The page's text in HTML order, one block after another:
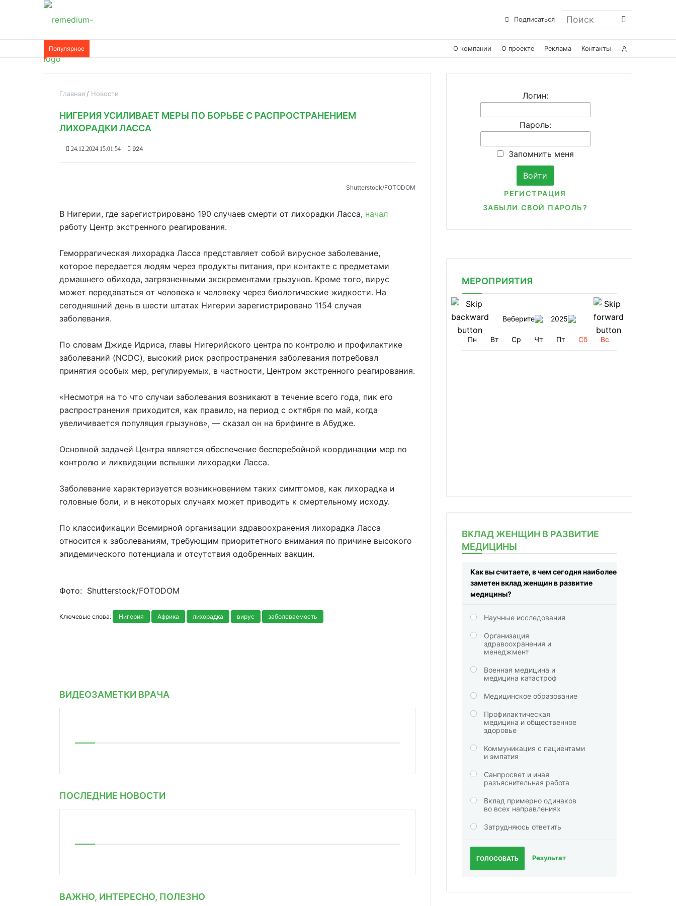
Подписаться Поиск
Популярное О компании О проекте Реклама Контакты
Главная Новости
НИГЕРИЯ УСИЛИВАЕТ МЕРЫ ПО БОРЬБЕ С РАСПРОСТРАНЕНИЕМ
ЛИХОРАДКИ ЛАССА
24.12.2024 15:01:54 924
Shutterstoсk/FOTODOM
В Нигерии, где зарегистрировано 190 случаев смерти от лихорадки Ласса, начал
работу Центр экстренного реагирования.
Геморрагическая лихорадка Ласса представляет собой вирусное заболевание,
которое передается людям через продукты питания, при контакте с предметами
домашнего обихода, загрязненными экскрементами грызунов. Кроме того, вирус
может передаваться от человека к человеку через биологические жидкости. На
сегодняшний день в шести штатах Нигерии зарегистрировано 1154 случая
заболевания.
По словам Джиде Идриса, главы Нигерийского центра по контролю и профилактике
заболеваний (NCDC), высокий риск распространения заболевания потребовал
принятия особых мер, регулируемых, в частности, Центром экстренного реагирования.
«Несмотря на то что случаи заболевания возникают в течение всего года, пик его
распространения приходится, как правило, на период с октября по май, когда
увеличивается популяция грызунов», — сказал он на брифинге в Абудже.
Основной задачей Центра является обеспечение бесперебойной координации мер по
контролю и ликвидации вспышки лихорадки Ласса.
Заболевание характеризуется возникновением таких симптомов, как лихорадка и
головные боли, и в некоторых случаях может приводить к смертельному исходу.
По классификации Всемирной организации здравоохранения лихорадка Ласса
относится к заболеваниям, требующим приоритетного внимания по причине высокого
эпидемического потенциала и отсутствия одобренных вакцин.
Фото: Shutterstoсk/FOTODOM
Ключевые слова: Нигерия Африка лихорадка вирус заболеваемость
ВИДЕОЗАМЕТКИ ВРАЧА
ПОСЛЕДНИЕ НОВОСТИ
ВАЖНО, ИНТЕРЕСНО, ПОЛЕЗНО
Логин:
Пароль:
Запомнить меня
РЕГИСТРАЦИЯ
ЗАБЫЛИ СВОЙ ПАРОЛЬ?
МЕРОПРИЯТИЯ
Веберите 2025
Пн Вт Ср Чт Пт Сб Вс
ВКЛАД ЖЕНЩИН В РАЗВИТИЕ
МЕДИЦИНЫ
Как вы считаете, в чем сегодня наиболее
заметен вклад женщин в развитие
медицины?
Научные исследования
Организация
здравоохранения и
менеджмент
Военная медицина и
медицина катастроф
Медицинское образование
Профилактическая
медицина и общественное
здоровье
Коммуникация с пациентами
и эмпатия
Санпросвет и иная
разъяснительная работа
Вклад примерно одинаков
во всех направлениях
Затрудняюсь ответить
ГОЛОСОВАТЬ Результат